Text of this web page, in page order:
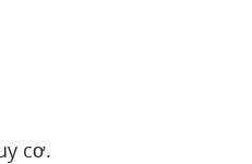
cơ.